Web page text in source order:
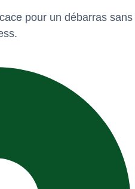
pour un débarras sans